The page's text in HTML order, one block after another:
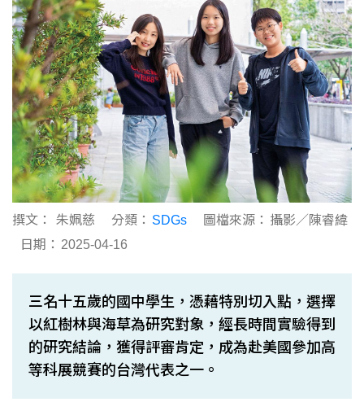
撰文： 朱姵慈 分類： SDGs 圖檔來源： 攝影／陳睿緯
日期： 2025-04-16
三名十五歲的國中學生，憑藉特別切入點，選擇
以紅樹林與海草為研究對象，經長時間實驗得到
的研究結論，獲得評審肯定，成為赴美國參加高
等科展競賽的台灣代表之一。